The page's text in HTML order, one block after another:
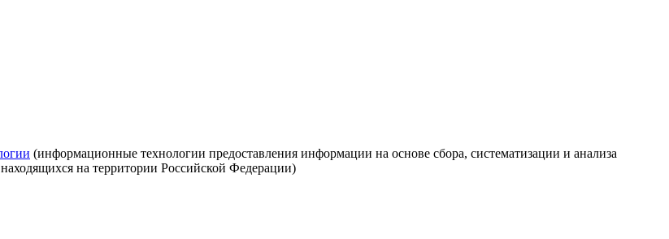
(информационные технологии предоставления информации на основе сбора, систематизации и анализа
на территории Российской Федерации)